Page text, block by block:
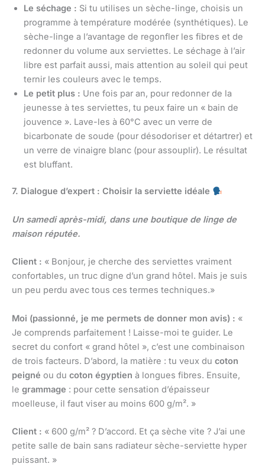
Le séchage : Si tu utilises un sèche-linge, choisis un
programme à température modérée (synthétiques). Le
sèche-linge a l’avantage de regonfler les fibres et de
redonner du volume aux serviettes. Le séchage à l’air
libre est parfait aussi, mais attention au soleil qui peut
ternir les couleurs avec le temps.
Le petit plus : Une fois par an, pour redonner de la
jeunesse à tes serviettes, tu peux faire un « bain de
jouvence ». Lave-les à 60°C avec un verre de
bicarbonate de soude (pour désodoriser et détartrer) et
un verre de vinaigre blanc (pour assouplir). Le résultat
est bluffant.
7. Dialogue d’expert : Choisir la serviette idéale
Un samedi après-midi, dans une boutique de linge de
maison réputée.
Client : « Bonjour, je cherche des serviettes vraiment
confortables, un truc digne d’un grand hôtel. Mais je suis
un peu perdu avec tous ces termes techniques.»
Moi (passionné, je me permets de donner mon avis) : «
Je comprends parfaitement ! Laisse-moi te guider. Le
secret du confort « grand hôtel », c’est une combinaison
de trois facteurs. D’abord, la matière : tu veux du coton
peigné ou du coton égyptien à longues fibres. Ensuite,
le grammage : pour cette sensation d’épaisseur
moelleuse, il faut viser au moins 600 g/m². »
Client : « 600 g/m² ? D’accord. Et ça sèche vite ? J’ai une
petite salle de bain sans radiateur sèche-serviette hyper
puissant. »